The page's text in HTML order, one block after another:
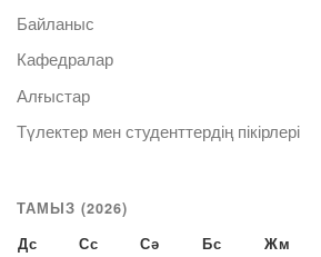
Байланыс
Кафедралар
Алғыстар
Түлектер мен студенттердің пікірлері
ТАМЫЗ (2026)
Дс Сс Сә Бс Жм